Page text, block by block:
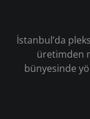
İstanbul’da
üretimden
bünyesinde